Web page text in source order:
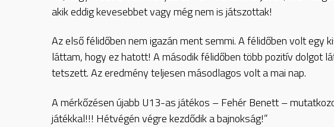
akik eddig kevesebbet vagy még nem is játszottak!
Az első félidőben nem igazán ment semmi. A félidőben volt egy
láttam, hogy ez hatott! A második félidőben több pozitív dolgot
tetszett. Az eredmény teljesen másodlagos volt a mai nap.
A mérkőzésen újabb U13-as játékos – Fehér Benett –
játékkal!!! Hétvégén végre kezdődik a bajnokság!”